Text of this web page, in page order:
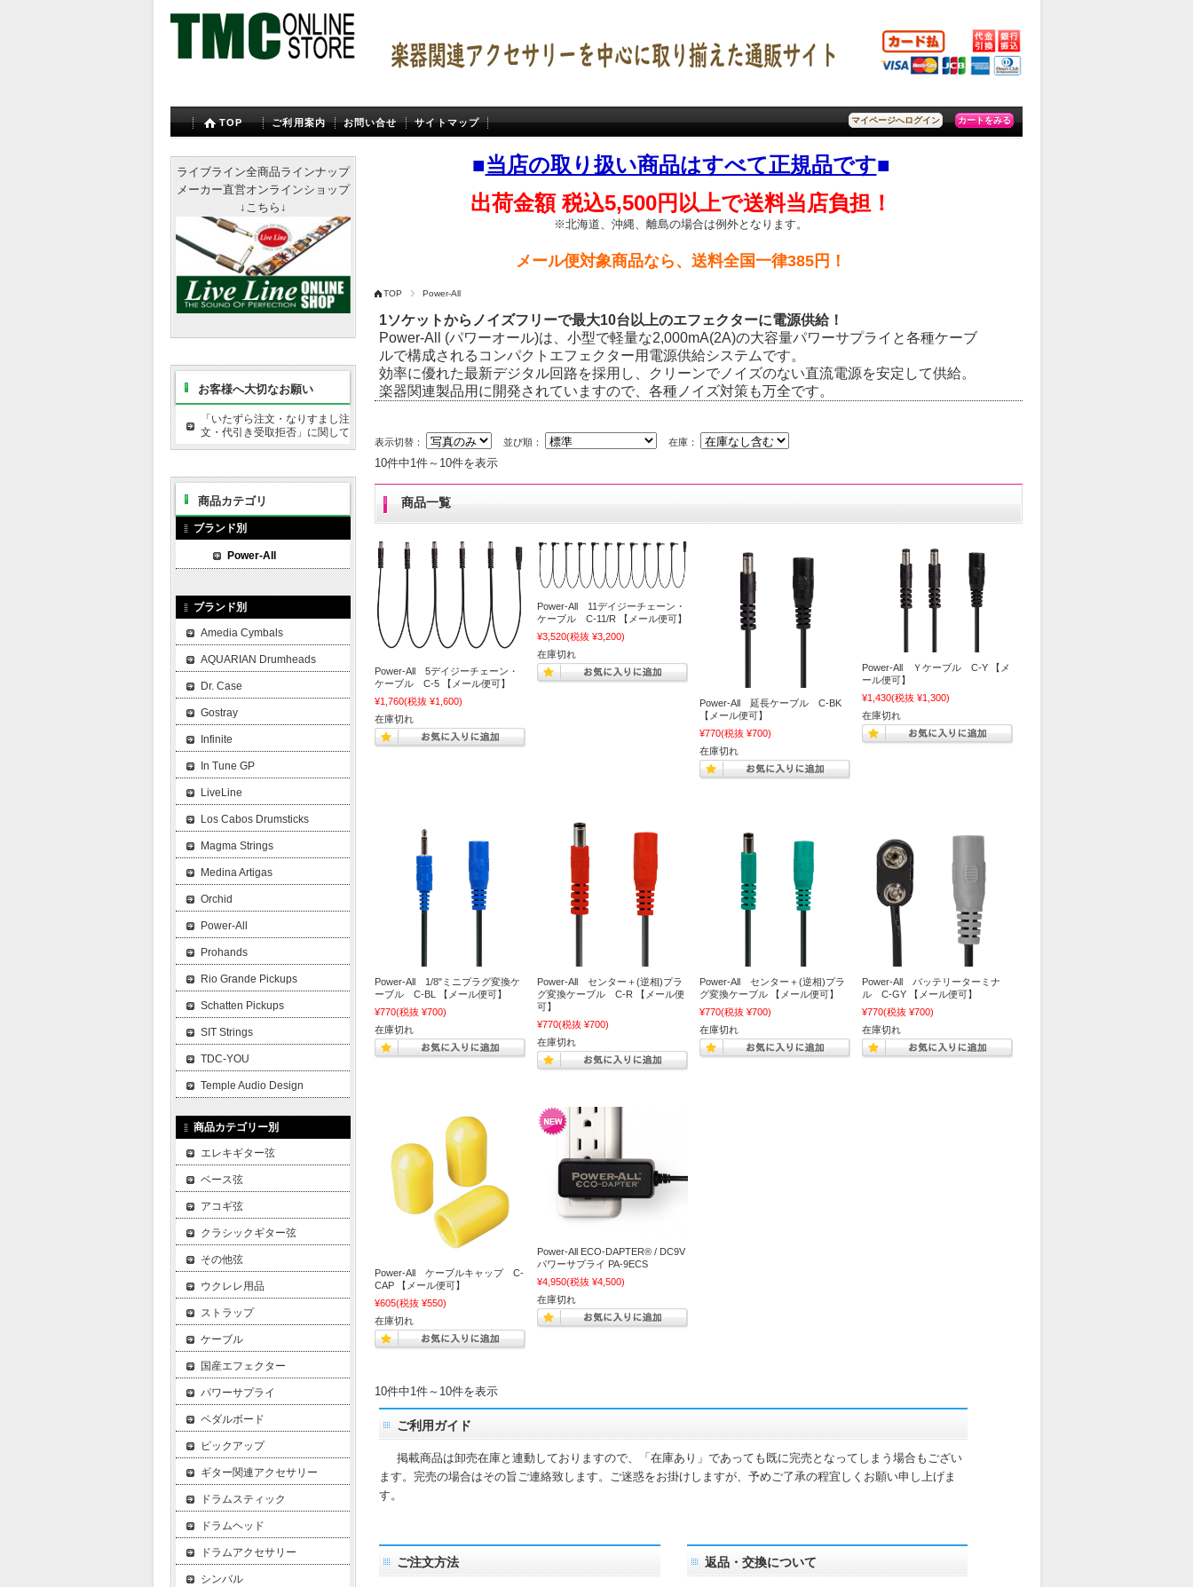
マイページへログイン カートをみる
TOP ご利用案内 お問い合せ サイトマップ
■当店の取り扱い商品はすべて正規品です■
出荷金額 税込5,500円以上で送料当店負担！
※北海道、沖縄、離島の場合は例外となります。
メール便対象商品なら、送料全国一律385円！
TOP Power-All
1ソケットからノイズフリーで最大10台以上のエフェクターに電源供給！
Power-All (パワーオール)は、小型で軽量な2,000mA(2A)の大容量パワーサプライと各種ケーブ
ルで構成されるコンパクトエフェクター用電源供給システムです。
効率に優れた最新デジタル回路を採用し、クリーンでノイズのない直流電源を安定して供給。
楽器関連製品用に開発されていますので、各種ノイズ対策も万全です。
表示切替： 並び順： 在庫：
10件中1件～10件を表示
商品一覧
Power-All 5デイジーチェーン・
ケーブル C-5 【メール便可】
¥1,760(税抜 ¥1,600)
在庫切れ
Power-All 11デイジーチェーン・
ケーブル C-11/R 【メール便可】
¥3,520(税抜 ¥3,200)
在庫切れ
Power-All 延長ケーブル C-BK
【メール便可】
¥770(税抜 ¥700)
在庫切れ
Power-All Ｙケーブル C-Y 【メ
ール便可】
¥1,430(税抜 ¥1,300)
在庫切れ
Power-All 1/8"ミニプラグ変換ケ
ーブル C-BL 【メール便可】
¥770(税抜 ¥700)
在庫切れ
Power-All センター＋(逆相)プラ
グ変換ケーブル C-R 【メール便
可】
¥770(税抜 ¥700)
在庫切れ
Power-All センター＋(逆相)プラ
グ変換ケーブル 【メール便可】
¥770(税抜 ¥700)
在庫切れ
Power-All バッテリーターミナ
ル C-GY 【メール便可】
¥770(税抜 ¥700)
在庫切れ
Power-All ケーブルキャップ C-
CAP 【メール便可】
¥605(税抜 ¥550)
在庫切れ
Power-All ECO-DAPTER® / DC9V
パワーサプライ PA-9ECS
¥4,950(税抜 ¥4,500)
在庫切れ
10件中1件～10件を表示
ご利用ガイド
掲載商品は卸売在庫と連動しておりますので、「在庫あり」であっても既に完売となってしまう場合もござい
ます。完売の場合はその旨ご連絡致します。ご迷惑をお掛けしますが、予めご了承の程宜しくお願い申し上げま
す。
ご注文方法 返品・交換について
ライブライン全商品ラインナップ
メーカー直営オンラインショップ
↓こちら↓
お客様へ大切なお願い
「いたずら注文・なりすまし注
文・代引き受取拒否」に関して
商品カテゴリ
ブランド別
Power-All
ブランド別
Amedia Cymbals
AQUARIAN Drumheads
Dr. Case
Gostray
Infinite
In Tune GP
LiveLine
Los Cabos Drumsticks
Magma Strings
Medina Artigas
Orchid
Power-All
Prohands
Rio Grande Pickups
Schatten Pickups
SIT Strings
TDC-YOU
Temple Audio Design
商品カテゴリー別
エレキギター弦
ベース弦
アコギ弦
クラシックギター弦
その他弦
ウクレレ用品
ストラップ
ケーブル
国産エフェクター
パワーサプライ
ペダルボード
ピックアップ
ギター関連アクセサリー
ドラムスティック
ドラムヘッド
ドラムアクセサリー
シンバル